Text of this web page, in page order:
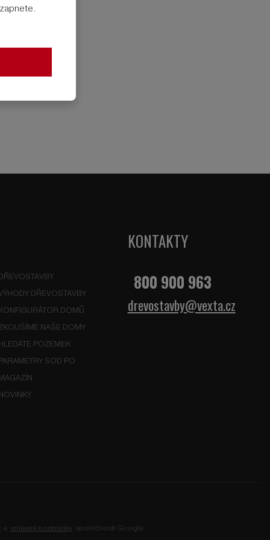
DŘEVOSTAVBY
DŘEVOSTAVBY
KONFIGURÁTOR DOMŮ
NAŠE DOMY
HLEDÁTE POZEMEK
PARAMETRY SOD PO
MAGAZÍN
NOVINKY
KONTAKTY
800 900 963
drevostavby@vexta.cz
a smluvní podmínky společnosti Google.